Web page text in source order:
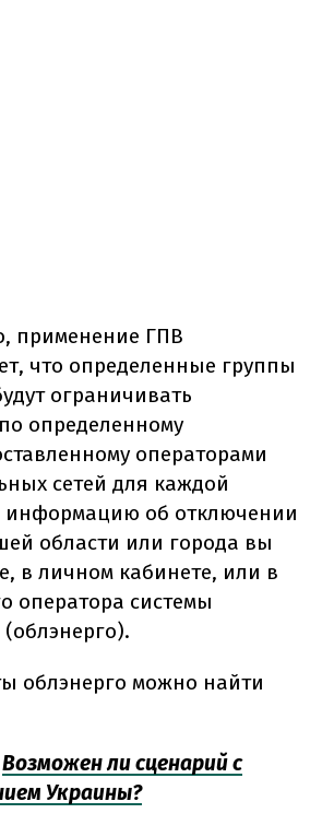
применение ГПВ
что определенные группы
ограничивать
определенному
операторами
сетей для каждой
информацию об отключении
области или города вы
в личном кабинете, или в
оператора системы
облэнерго можно найти
Возможен ли сценарий с
Украины?